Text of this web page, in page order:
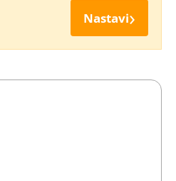
Nastavi›